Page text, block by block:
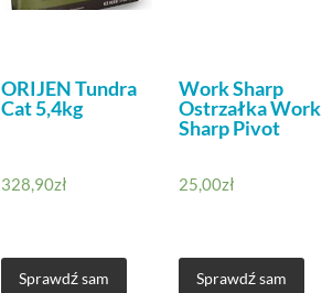
ORIJEN Tundra
Cat 5,4kg
328,90zł
Sprawdź sam
Work Sharp
Ostrzałka Work
Sharp Pivot
25,00zł
Sprawdź sam